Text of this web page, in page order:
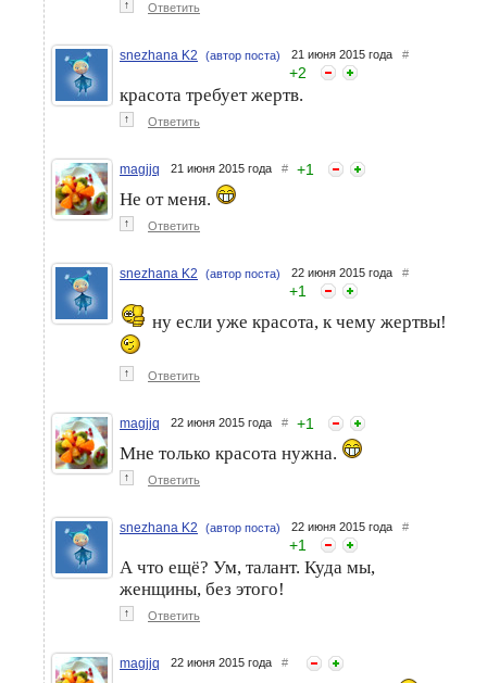
↑ Ответить
snezhana K2 (автор поста) 21 июня 2015 года #
+2
красота требует жертв.
↑ Ответить
magjjq 21 июня 2015 года # +1
Не от меня.
↑ Ответить
snezhana K2 (автор поста) 22 июня 2015 года #
+1
ну если уже красота, к чему жертвы!
↑ Ответить
magjjq 22 июня 2015 года # +1
Мне только красота нужна.
↑ Ответить
snezhana K2 (автор поста) 22 июня 2015 года #
+1
А что ещё? Ум, талант. Куда мы,
женщины, без этого!
↑ Ответить
magjjq 22 июня 2015 года #